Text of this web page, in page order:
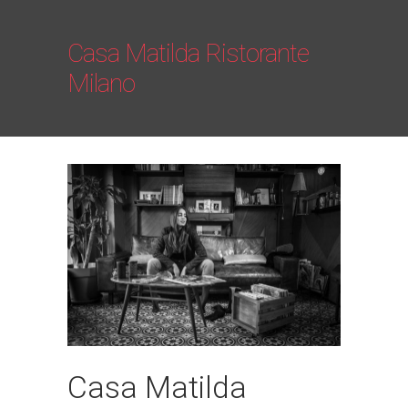
Casa Matilda Ristorante
Milano
Casa Matilda